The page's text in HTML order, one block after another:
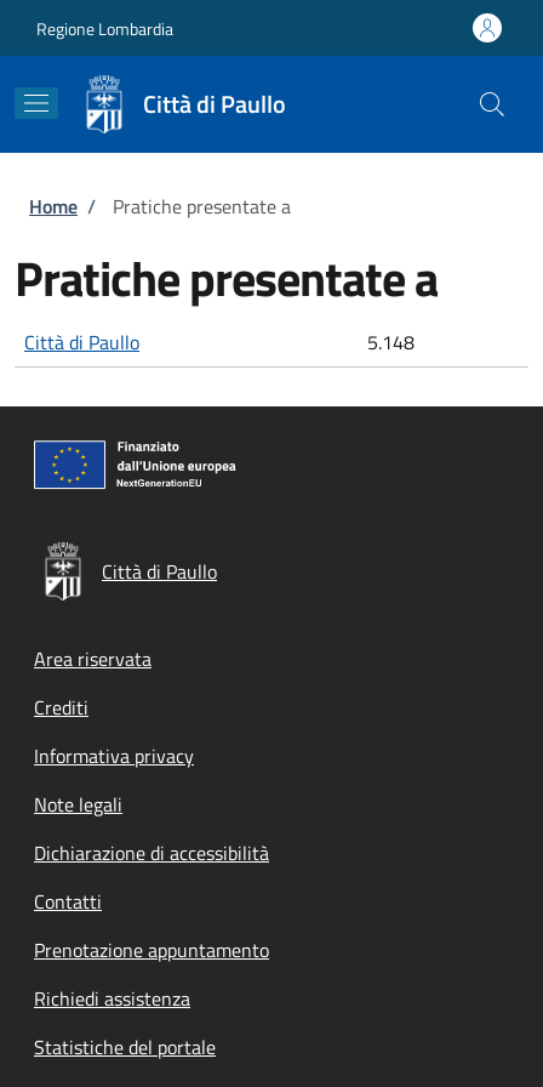
Regione Lombardia
Città di Paullo
Briciole di pane
Home / Pratiche presentate a
Pratiche presentate a
Città di Paullo 5.148
Città di Paullo
Footer menu
Area riservata
Crediti
Informativa privacy
Note legali
Dichiarazione di accessibilità
Contatti
Prenotazione appuntamento
Richiedi assistenza
Statistiche del portale